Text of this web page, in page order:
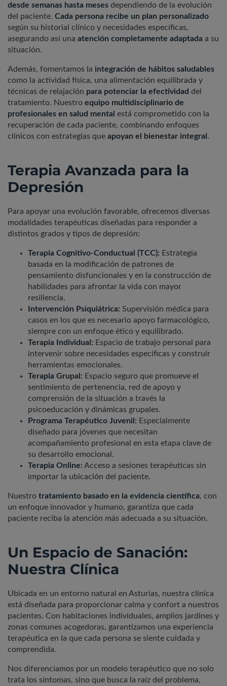
desde semanas hasta meses dependiendo de la evolución
del paciente. Cada persona recibe un plan personalizado
según su historial clínico y necesidades específicas,
asegurando así una atención completamente adaptada a su
situación.
Además, fomentamos la integración de hábitos saludables
como la actividad física, una alimentación equilibrada y
técnicas de relajación para potenciar la efectividad del
tratamiento. Nuestro equipo multidisciplinario de
profesionales en salud mental está comprometido con la
recuperación de cada paciente, combinando enfoques
clínicos con estrategias que apoyan el bienestar integral .
Terapia Avanzada para la
Depresión
Para apoyar una evolución favorable, ofrecemos diversas
modalidades terapéuticas diseñadas para responder a
distintos grados y tipos de depresión:
Terapia Cognitivo-Conductual (TCC): Estrategia
basada en la modificación de patrones de
pensamiento disfuncionales y en la construcción de
habilidades para afrontar la vida con mayor
resiliencia.
Intervención Psiquiátrica: Supervisión médica para
casos en los que es necesario apoyo farmacológico,
siempre con un enfoque ético y equilibrado.
Terapia Individual: Espacio de trabajo personal para
intervenir sobre necesidades específicas y construir
herramientas emocionales.
Terapia Grupal: Espacio seguro que promueve el
sentimiento de pertenencia, red de apoyo y
comprensión de la situación a través la
psicoeducación y dinámicas grupales.
Programa Terapéutico Juvenil: Especialmente
diseñado para jóvenes que necesitan
acompañamiento profesional en esta etapa clave de
su desarrollo emocional.
Terapia Online: Acceso a sesiones terapéuticas sin
importar la ubicación del paciente.
Nuestro tratamiento basado en la evidencia científica, con
un enfoque innovador y humano, garantiza que cada
paciente reciba la atención más adecuada a su situación.
Un Espacio de Sanación:
Nuestra Clínica
Ubicada en un entorno natural en Asturias, nuestra clínica
está diseñada para proporcionar calma y confort a nuestros
pacientes. Con habitaciones individuales, amplios jardines y
zonas comunes acogedoras, garantizamos una experiencia
terapéutica en la que cada persona se siente cuidada y
comprendida.
Nos diferenciamos por un modelo terapéutico que no solo
trata los síntomas, sino que busca la raíz del problema,